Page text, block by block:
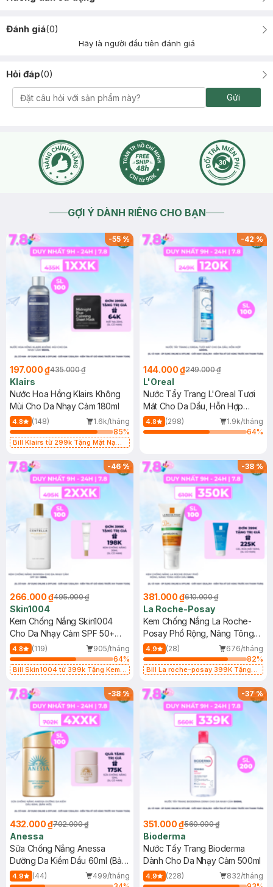
Đánh giá(0)
Hãy là người đầu tiên đánh giá
Hỏi đáp(0)
Gửi
GỢI Ý DÀNH RIÊNG CHO BẠN
-55%
197.000 ₫435.000 ₫
Klairs
Nước Hoa Hồng Klairs Không
Mùi Cho Da Nhạy Cảm 180ml
4.8 (148)
1.6k/tháng
85%
Bill Klairs từ 299k Tặng Mặt Nạ
25ml (SL Có Hạn)
-42%
144.000 ₫249.000 ₫
L'Oreal
Nước Tẩy Trang L'Oreal Tươi
Mát Cho Da Dầu, Hỗn Hợp
400ml
4.8 (298)
1.9k/tháng
64%
-46%
266.000 ₫495.000 ₫
Skin1004
Kem Chống Nắng Skin1004
Cho Da Nhạy Cảm SPF 50+
50ml
4.8 (119)
905/tháng
64%
Bill Skin1004 từ 399k Tặng Kem
SPF 50+ 20ml (SL Có Hạn)
-38%
381.000 ₫610.000 ₫
La Roche-Posay
Kem Chống Nắng La Roche-
Posay Phổ Rộng, Nâng Tông
Kiềm Dầu 50ml
4.9 (28)
676/tháng
82%
Bill La roche-posay 399K Tặng
(SL có hạn)
-38%
432.000 ₫702.000 ₫
Anessa
Sữa Chống Nắng Anessa
Dưỡng Da Kiềm Dầu 60ml (Bản
Mới)
4.9 (44)
499/tháng
-37%
351.000 ₫560.000 ₫
Bioderma
Nước Tẩy Trang Bioderma
Dành Cho Da Nhạy Cảm 500ml
4.9 (228)
832/tháng